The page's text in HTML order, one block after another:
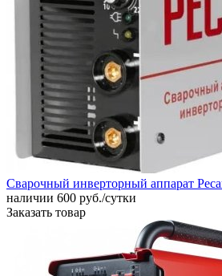
Сварочный инверторный аппарат
наличии 600 руб./сутки
Заказать товар